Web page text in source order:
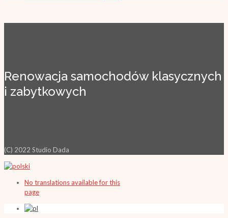
Renowacja samochodów klasycznych
i zabytkowych
(C) 2022 Studio Dada
No translations available for this
page